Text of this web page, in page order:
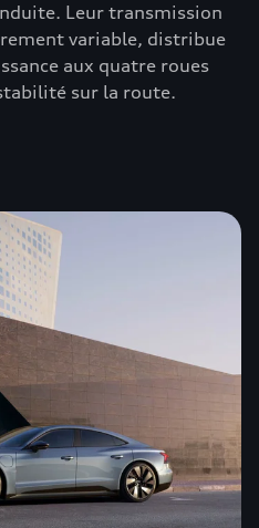
Leur transmission
variable, distribue
aux quatre roues
sur la route.